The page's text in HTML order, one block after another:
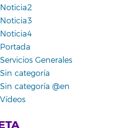
Noticia2
Noticia3
Noticia4
Portada
Servicios Generales
Sin categoría
Sin categoría @en
Vídeos